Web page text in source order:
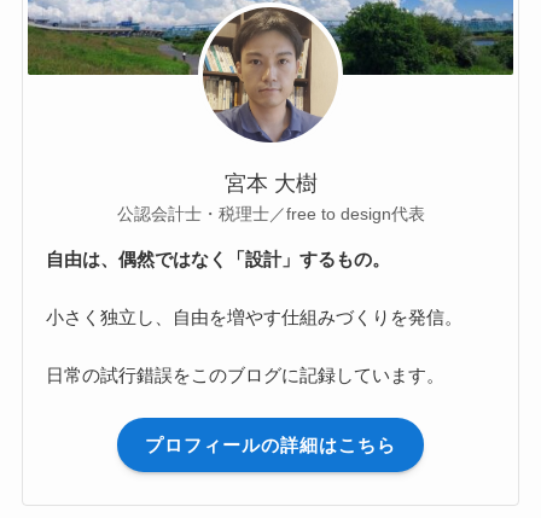
宮本 大樹
公認会計士・税理士／free to design代表
自由は、偶然ではなく「設計」するもの。
小さく独立し、自由を増やす仕組みづくりを発信。
日常の試行錯誤をこのブログに記録しています。
プロフィールの詳細はこちら